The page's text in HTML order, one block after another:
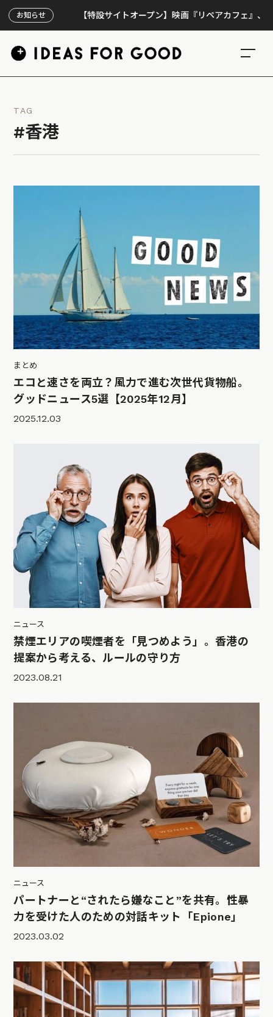
お知らせ【特設サイトオープン】映画『リペアカフェ』、上映300回
TAG
#香港
まとめ
エコと速さを両立？風力で進む次世代貨物船。
グッドニュース5選【2025年12月】
2025.12.03
ニュース
禁煙エリアの喫煙者を「見つめよう」。香港の
提案から考える、ルールの守り方
2023.08.21
ニュース
パートナーと“されたら嫌なこと”を共有。性暴
力を受けた人のための対話キット「Epione」
2023.03.02